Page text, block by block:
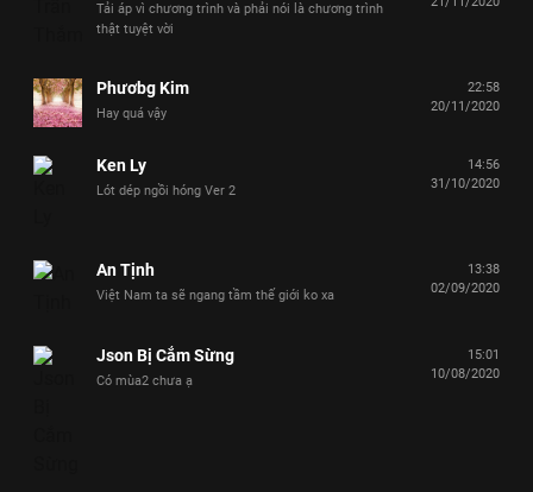
Tải áp vì chương trình và phải nói là chương trình
thật tuyệt vời
Phươbg Kim
Hay quá vậy
22:58
20/11/2020
Ken Ly
Lót dép ngồi hóng Ver 2
14:56
31/10/2020
An Tịnh
Việt Nam ta sẽ ngang tầm thế giới ko xa
13:38
02/09/2020
Json Bị Cắm Sừng
Có mùa2 chưa ạ
15:01
10/08/2020